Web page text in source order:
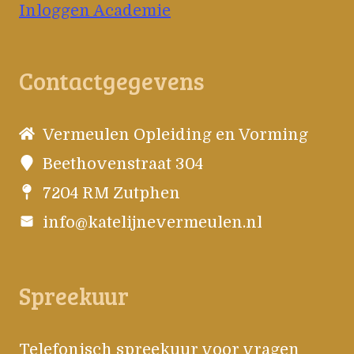
Inloggen Academie
Contactgegevens
Vermeulen Opleiding en Vorming
Beethovenstraat 304
7204 RM Zutphen
info@katelijnevermeulen.nl
Spreekuur
Telefonisch spreekuur voor vragen